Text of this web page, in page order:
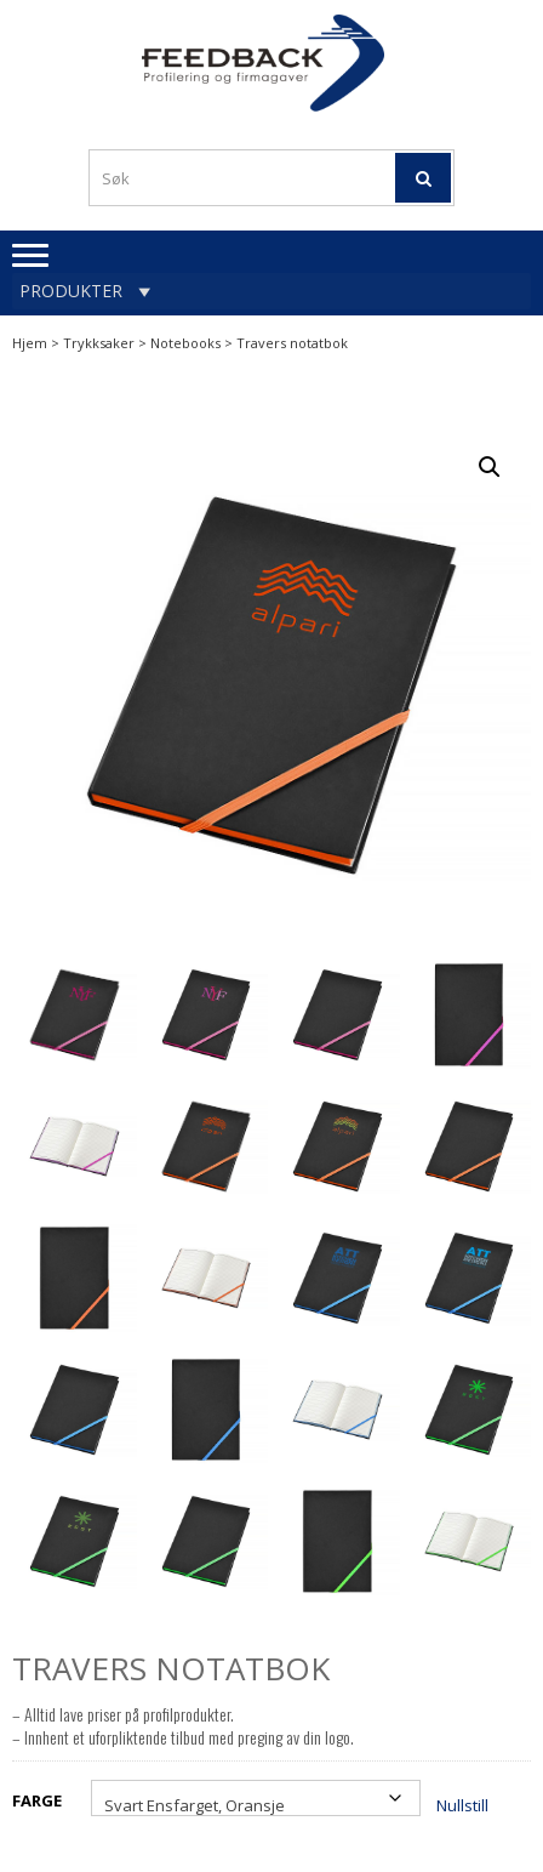
PRODUKTER
Hjem > Trykksaker > Notebooks > Travers notatbok
TRAVERS NOTATBOK
– Alltid lave priser på profilprodukter.
– Innhent et uforpliktende tilbud med preging av din logo.
FARGE Nullstill